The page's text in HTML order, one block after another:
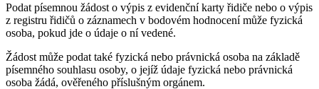
Podat písemnou žádost o výpis z evidenční karty řidiče nebo o výpis
z registru řidičů o záznamech v bodovém hodnocení může fyzická
osoba, pokud jde o údaje o ní vedené.
Žádost může podat také fyzická nebo právnická osoba na základě
písemného souhlasu osoby, o jejíž údaje fyzická nebo právnická
osoba žádá, ověřeného příslušným orgánem.